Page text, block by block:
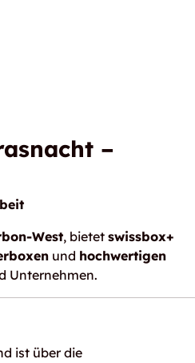
–
West, bietet swissbox+
und hochwertigen
Unternehmen.
ist über die